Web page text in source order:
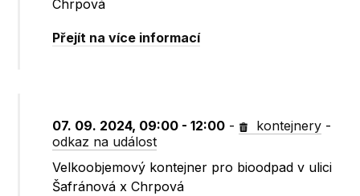
Chrpová
Přejít na více informací
07. 09. 2024, 09:00 - 12:00 - kontejnery -
odkaz na událost
Velkoobjemový kontejner pro bioodpad v ulici
Šafránová x Chrpová